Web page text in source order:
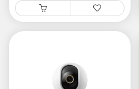
• Apple watch
• Galaxy watch